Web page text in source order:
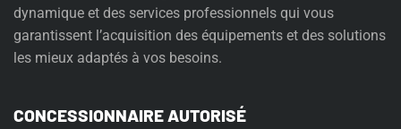
dynamique et des services professionnels qui vous
garantissent l’acquisition des équipements et des solutions
les mieux adaptés à vos besoins.
CONCESSIONNAIRE AUTORISÉ